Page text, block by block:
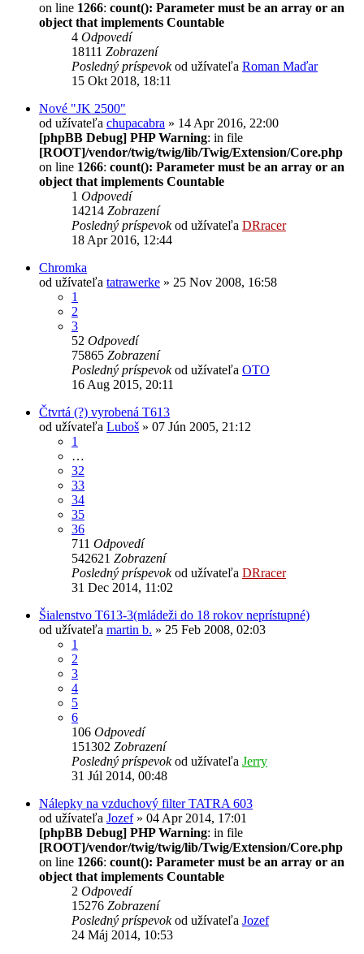
on line 1266: count(): Parameter must be an array or an
object that implements Countable
4 Odpovedí
18111 Zobrazení
Posledný príspevokod užívateľa Roman Maďar
15 Okt 2018, 18:11
Nové "JK 2500"
od užívateľa chupacabra » 14 Apr 2016, 22:00
[phpBB Debug] PHP Warning: in file
[ROOT]/vendor/twig/twig/lib/Twig/Extension/Core.php
on line 1266: count(): Parameter must be an array or an
object that implements Countable
1 Odpovedí
14214 Zobrazení
Posledný príspevokod užívateľa DRracer
18 Apr 2016, 12:44
Chromka
od užívateľa tatrawerke » 25 Nov 2008, 16:58
1
2
3
52 Odpovedí
75865 Zobrazení
Posledný príspevokod užívateľa OTO
16 Aug 2015, 20:11
Čtvrtá (?) vyrobená T613
od užívateľa Luboš » 07 Jún 2005, 21:12
1
…
32
33
34
35
36
711 Odpovedí
542621 Zobrazení
Posledný príspevokod užívateľa DRracer
31 Dec 2014, 11:02
Šialenstvo T613-3(mládeži do 18 rokov neprístupné)
od užívateľa martin b. » 25 Feb 2008, 02:03
1
2
3
4
5
6
106 Odpovedí
151302 Zobrazení
Posledný príspevokod užívateľa Jerry
31 Júl 2014, 00:48
Nálepky na vzduchový filter TATRA 603
od užívateľa Jozef» 04 Apr 2014, 17:01
[phpBB Debug] PHP Warning: in file
[ROOT]/vendor/twig/twig/lib/Twig/Extension/Core.php
on line 1266: count(): Parameter must be an array or an
object that implements Countable
2 Odpovedí
15276 Zobrazení
Posledný príspevokod užívateľa Jozef
24 Máj 2014, 10:53